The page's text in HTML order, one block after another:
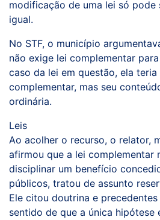
modificação de uma lei só pode
igual.
No STF, o município
não exige lei complementar
caso da lei em questão, ela
complementar, mas seu
ordinária.
Leis
Ao acolher o recurso, o relator,
afirmou que a lei complementar
disciplinar um benefício
públicos, tratou de assunto
Ele citou doutrina e
sentido de que a única hipótese